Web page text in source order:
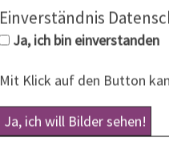
Einverständnis
Ja, ich bin einverstanden
Mit Klick auf den Button